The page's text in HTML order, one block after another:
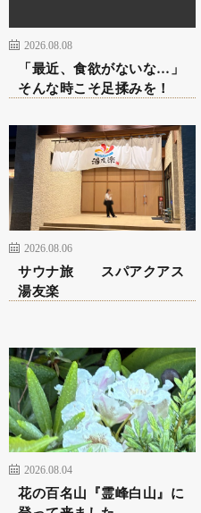
2026.08.08
「最近、食欲がないな…」
そんな時こそ足揉みを！
2026.08.06
サウナ旅 スパアクアス
湯友楽
2026.08.04
花の百名山『霊峰白山』に